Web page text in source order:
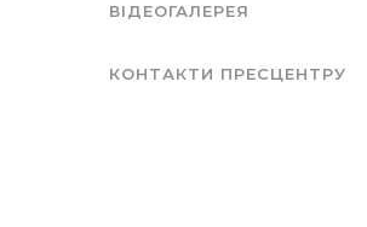
ВІДЕОГАЛЕРЕЯ
КОНТАКТИ ПРЕСЦЕНТРУ